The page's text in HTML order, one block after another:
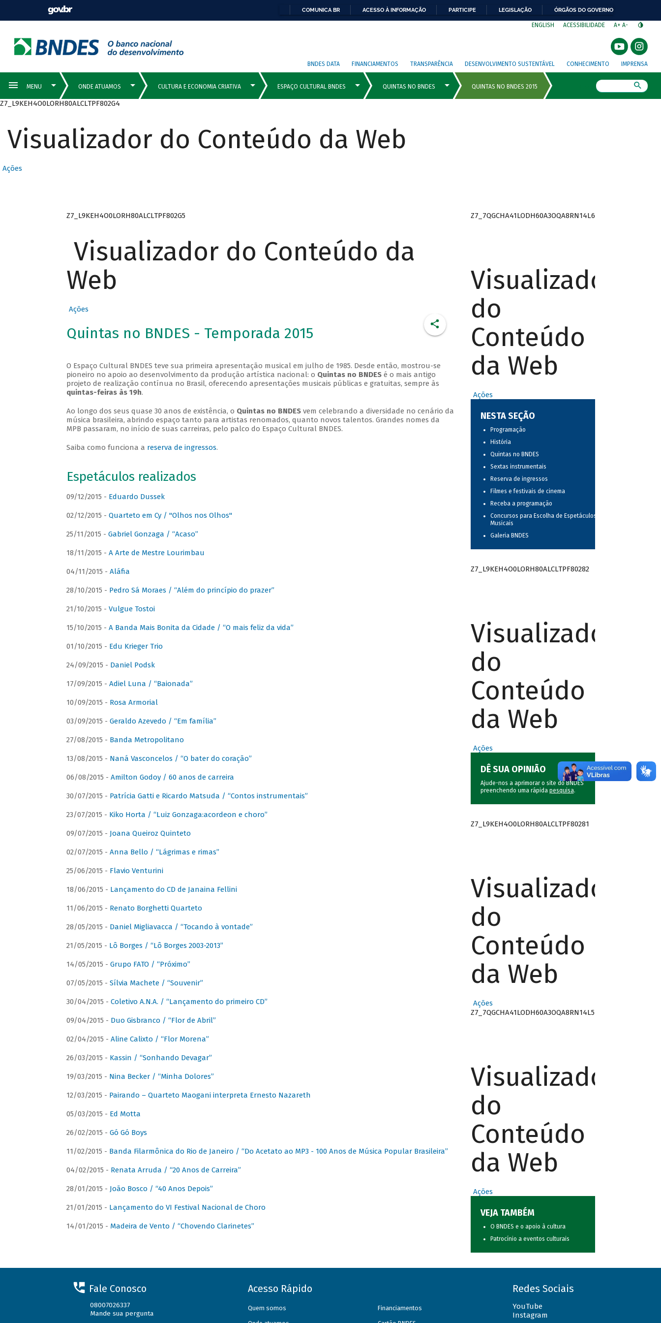
COMUNICA BR ACESSO À INFORMAÇÃO PARTICIPE LEGISLAÇÃO ÓRGÃOS DO GOVERNO
ENGLISH ACESSIBILIDADE A+ A-
BNDES DATA FINANCIAMENTOS TRANSPARÊNCIA DESENVOLVIMENTO SUSTENTÁVEL CONHECIMENTO IMPRENSA
Z7_L9KEH4O0LORH80ALCLTPF802G4
Visualizador do Conteúdo da Web
Ações
Z7_L9KEH4O0LORH80ALCLTPF802G5
Visualizador do Conteúdo da
Web
Ações
Quintas no BNDES - Temporada 2015
O Espaço Cultural BNDES teve sua primeira apresentação musical em julho de 1985. Desde então, mostrou-se
pioneiro no apoio ao desenvolvimento da produção artística nacional: o Quintas no BNDESé o mais antigo
projeto de realização contínua no Brasil, oferecendo apresentações musicais públicas e gratuitas, sempre às
quintas-feiras às 19h.
Ao longo dos seus quase 30 anos de existência, o Quintas no BNDESvem celebrando a diversidade no cenário da
música brasileira, abrindo espaço tanto para artistas renomados, quanto novos talentos. Grandes nomes da
MPB passaram, no início de suas carreiras, pelo palco do Espaço Cultural BNDES.
Saiba como funciona a reserva de ingressos.
Espetáculos realizados
09/12/2015 - Eduardo Dussek
02/12/2015 - Quarteto em Cy / "Olhos nos Olhos"
25/11/2015 - Gabriel Gonzaga / “Acaso”
18/11/2015 - A Arte de Mestre Lourimbau
04/11/2015 - Aláfia
28/10/2015 - Pedro Sá Moraes / “Além do princípio do prazer”
21/10/2015 - Vulgue Tostoi
15/10/2015 - A Banda Mais Bonita da Cidade / “O mais feliz da vida”
01/10/2015 - Edu Krieger Trio
24/09/2015 - Daniel Podsk
17/09/2015 - Adiel Luna / “Baionada”
10/09/2015 - Rosa Armorial
03/09/2015 - Geraldo Azevedo / “Em família”
27/08/2015 - Banda Metropolitano
13/08/2015 - Naná Vasconcelos / “O bater do coração”
06/08/2015 - Amilton Godoy / 60 anos de carreira
30/07/2015 - Patrícia Gatti e Ricardo Matsuda / “Contos instrumentais”
23/07/2015 - Kiko Horta / “Luiz Gonzaga:acordeon e choro”
09/07/2015 - Joana Queiroz Quinteto
02/07/2015 - Anna Bello / “Lágrimas e rimas”
25/06/2015 - Flavio Venturini
18/06/2015 - Lançamento do CD de Janaina Fellini
11/06/2015 - Renato Borghetti Quarteto
28/05/2015 - Daniel Migliavacca / “Tocando à vontade”
21/05/2015 - Lô Borges / “Lô Borges 2003-2013”
14/05/2015 - Grupo FATO / “Próximo”
07/05/2015 - Sílvia Machete / “Souvenir”
30/04/2015 - Coletivo A.N.A. / “Lançamento do primeiro CD”
09/04/2015 - Duo Gisbranco / “Flor de Abril”
02/04/2015 - Aline Calixto / “Flor Morena”
26/03/2015 - Kassin / “Sonhando Devagar”
19/03/2015 - Nina Becker / “Minha Dolores”
12/03/2015 - Pairando – Quarteto Maogani interpreta Ernesto Nazareth
05/03/2015 - Ed Motta
26/02/2015 - Gó Gó Boys
11/02/2015 - Banda Filarmônica do Rio de Janeiro / “Do Acetato ao MP3 - 100 Anos de Música Popular Brasileira”
04/02/2015 - Renata Arruda / “20 Anos de Carreira”
28/01/2015 - João Bosco / “40 Anos Depois”
21/01/2015 - Lançamento do VI Festival Nacional de Choro
14/01/2015 - Madeira de Vento / “Chovendo Clarinetes”
Z7_7QGCHA41LODH60A3OQA8RN14L6
Visualizador
do
Conteúdo
da Web
Ações
NESTA SEÇÃO
Programação
História
Quintas no BNDES
Sextas instrumentais
Reserva de ingressos
Filmes e festivais de cinema
Receba a programação
Concursos para Escolha de Espetáculos
Musicais
Galeria BNDES
Z7_L9KEH4O0LORH80ALCLTPF80282
Visualizador
do
Conteúdo
da Web
Ações
DÊ SUA OPINIÃO
Ajude-nos a aprimorar o site do BNDES
preenchendo uma rápida pesquisa.
Z7_L9KEH4O0LORH80ALCLTPF80281
Visualizador
do
Conteúdo
da Web
Ações
Z7_7QGCHA41LODH60A3OQA8RN14L5
Visualizador
do
Conteúdo
da Web
Ações
VEJA TAMBÉM
O BNDES e o apoio à cultura
Patrocínio a eventos culturais
Fale Conosco
08007026337
Mande sua pergunta
Acesso Rápido
Quem somos Financiamentos
Redes Sociais
YouTube
Instagram